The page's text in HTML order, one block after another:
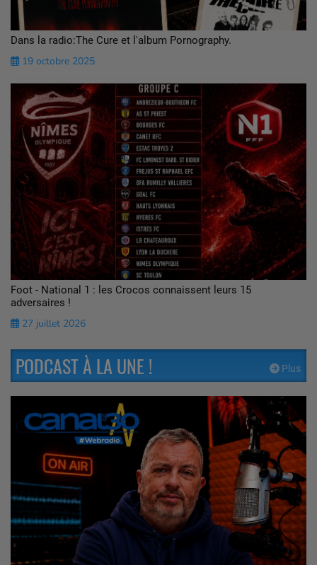
Dans la radio:The Cure et l'album Pornography.
19 octobre 2025
Foot - National 1 : les Crocos connaissent leurs 15
adversaires !
27 juillet 2026
Plus
PODCAST À LA UNE !